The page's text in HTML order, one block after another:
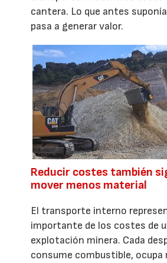
cantera. Lo que antes
pasa a generar valor.
Reducir costes también
mover menos material
El transporte interno
importante de los costes de
explotación minera. Cada
consume combustible, ocupa